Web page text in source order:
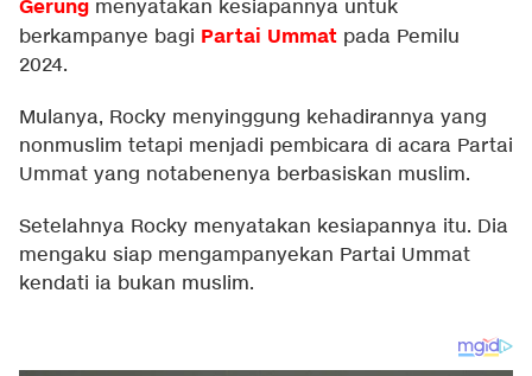
Gerung menyatakan kesiapannya untuk
berkampanye bagi Partai Ummat pada Pemilu
2024.
Mulanya, Rocky menyinggung kehadirannya yang
nonmuslim tetapi menjadi pembicara di acara Partai
Ummat yang notabenenya berbasiskan muslim.
Setelahnya Rocky menyatakan kesiapannya itu. Dia
mengaku siap mengampanyekan Partai Ummat
kendati ia bukan muslim.